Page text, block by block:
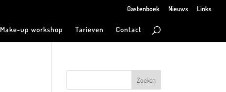
Gastenboek Nieuws Links
Make-up workshop Tarieven Contact